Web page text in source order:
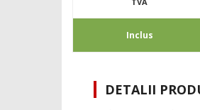
Inclus
DETALII